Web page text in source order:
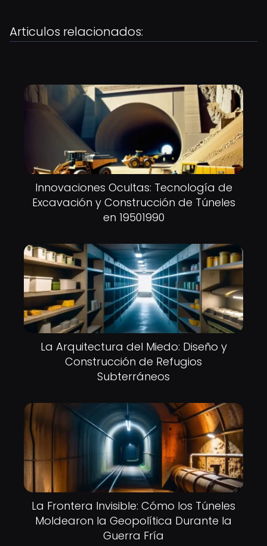
Articulos relacionados:
Innovaciones Ocultas: Tecnología de
Excavación y Construcción de Túneles
en 19501990
La Arquitectura del Miedo: Diseño y
Construcción de Refugios
Subterráneos
La Frontera Invisible: Cómo los Túneles
Moldearon la Geopolítica Durante la
Guerra Fría